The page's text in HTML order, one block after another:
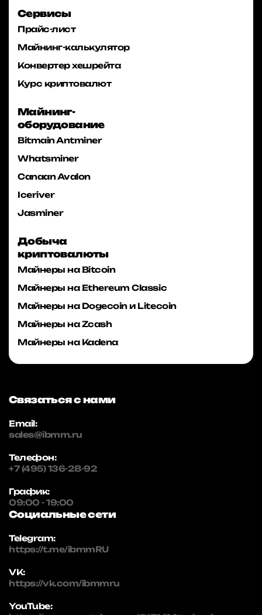
Сервисы
Прайс-лист
Майнинг-калькулятор
Конвертер хешрейта
Курс криптовалют
Майнинг-
оборудование
Bitmain Antminer
Whatsminer
Canaan Avalon
Iceriver
Jasminer
Добыча
криптовалюты
Майнеры на Bitcoin
Майнеры на Ethereum Classic
Майнеры на Dogecoin и Litecoin
Майнеры на Zcash
Майнеры на Kadena
Связаться с нами
Email:
sales@ibmm.ru
Телефон:
+7 (495) 136-28-92
График:
09:00 - 19:00
Социальные сети
Telegram:
https://t.me/ibmmRU
VK:
https://vk.com/ibmmru
YouTube: